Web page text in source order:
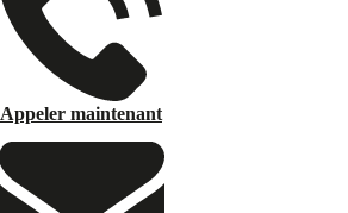
Appeler maintenant